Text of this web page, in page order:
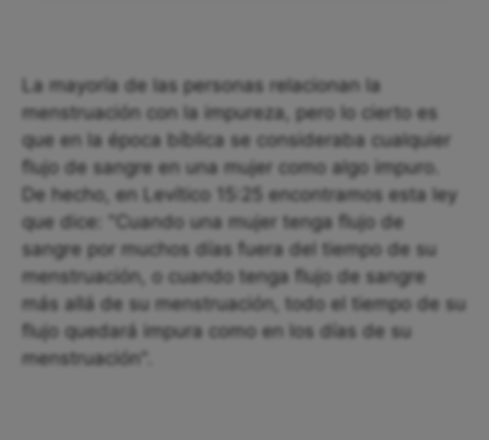
La mayoría de las personas relacionan la
menstruación con la impureza, pero lo cierto es
que en la época bíblica se consideraba cualquier
flujo de sangre en una mujer como algo impuro.
De hecho, en Levítico 15:25 encontramos esta ley
que dice: "Cuando una mujer tenga flujo de
sangre por muchos días fuera del tiempo de su
menstruación, o cuando tenga flujo de sangre
más allá de su menstruación, todo el tiempo de su
flujo quedará impura como en los días de su
menstruación".